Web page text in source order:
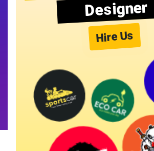
Designer
Hire Us